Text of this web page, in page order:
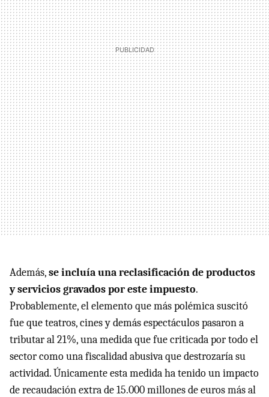
Además,se incluía una reclasificación de productos
y servicios gravados por este impuesto.
Probablemente, el elemento que más polémica suscitó
fue que teatros, cines y demás espectáculos pasaron a
tributar al 21%, una medida que fue criticada por todo el
sector como una fiscalidad abusiva que destrozaría su
actividad. Únicamente esta medida ha tenido un impacto
de recaudación extra de 15.000 millones de euros más al